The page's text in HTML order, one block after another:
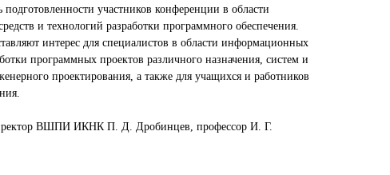
участников конференции в области
и технологий разработки программного обеспечения.
интерес для специалистов в области информационных
программных проектов различного назначения, систем и
проектирования, а также для учащихся и работников
ВШПИ ИКНК П. Д. Дробинцев, профессор И. Г.